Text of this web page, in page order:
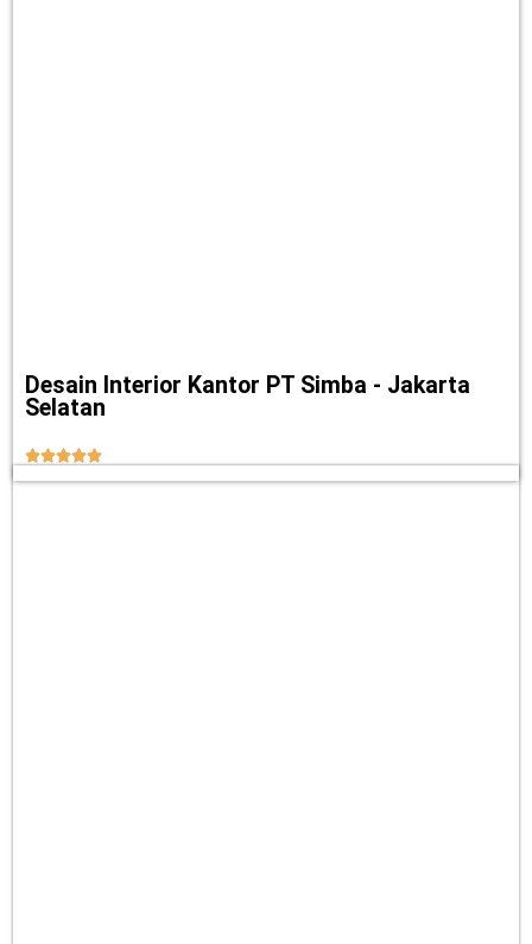
Desain Interior Kantor PT Simba - Jakarta
Selatan
